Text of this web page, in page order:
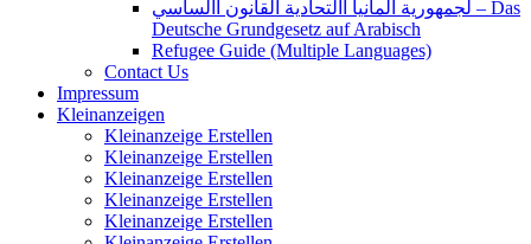
لجمهورية ألمانيا االتحادية القانون األساسي – Das
Deutsche Grundgesetz auf Arabisch
Refugee Guide (Multiple Languages)
Contact Us
Impressum
Kleinanzeigen
Kleinanzeige Erstellen
Kleinanzeige Erstellen
Kleinanzeige Erstellen
Kleinanzeige Erstellen
Kleinanzeige Erstellen